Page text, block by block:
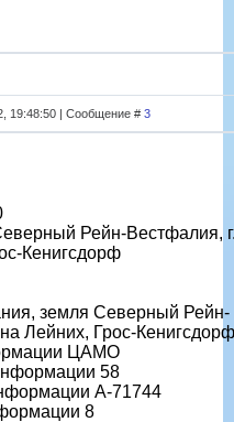
19:48:50 | Сообщение # 3
Рейн-Вестфалия,
Кенигсдорф
земля Северный Рейн-
Лейних, Грос-Кенигсдорф
ЦАМО
58
A-71744
8